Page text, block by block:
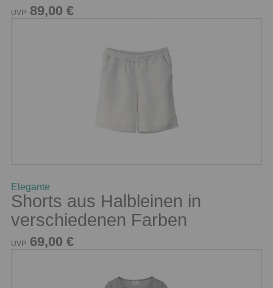
UVP 89,00 €
Elegante
Shorts aus Halbleinen in
verschiedenen Farben
UVP 69,00 €